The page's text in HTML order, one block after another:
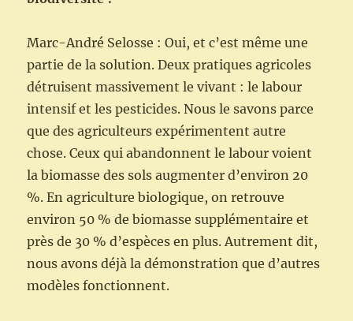
Marc-André Selosse : Oui, et c’est même une
partie de la solution. Deux pratiques agricoles
détruisent massivement le vivant : le labour
intensif et les pesticides. Nous le savons parce
que des agriculteurs expérimentent autre
chose. Ceux qui abandonnent le labour voient
la biomasse des sols augmenter d’environ 20
%. En agriculture biologique, on retrouve
environ 50 % de biomasse supplémentaire et
près de 30 % d’espèces en plus. Autrement dit,
nous avons déjà la démonstration que d’autres
modèles fonctionnent.